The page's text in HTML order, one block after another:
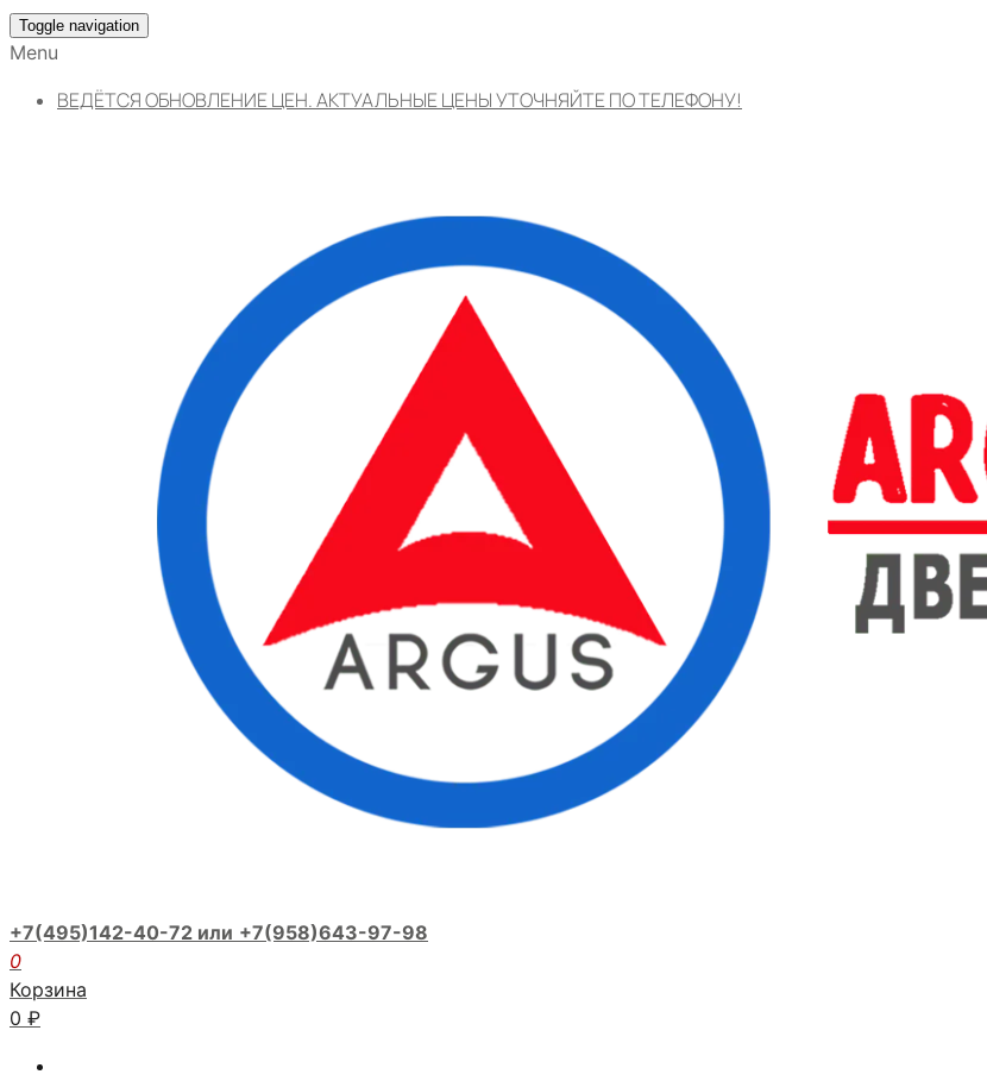
Toggle navigation
Menu
ВЕДЁТСЯ ОБНОВЛЕНИЕ ЦЕН. АКТУАЛЬНЫЕ ЦЕНЫ УТОЧНЯЙТЕ ПО ТЕЛЕФОНУ!
+7(495)142-40-72 или +7(958)643-97-98
0
Корзина
0 ₽